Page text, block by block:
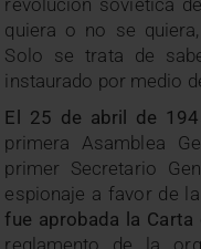
revolución soviética
quiera o no se
Solo se trata de
instaurado por medio
El 25 de abril de
primera Asamblea
primer Secretario
espionaje a favor de
fue aprobada la Carta